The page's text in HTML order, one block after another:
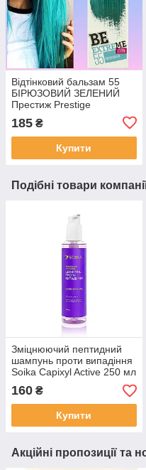
Відтінковий бальзам 55
БІРЮЗОВИЙ ЗЕЛЕНИЙ
Престиж Prestige
185 ₴
Купити
Подібні товари
Зміцнюючий пептидний
шампунь проти випадіння
Soika Capixyl Active 250 мл
160 ₴
Купити
Акційні пропозиції та